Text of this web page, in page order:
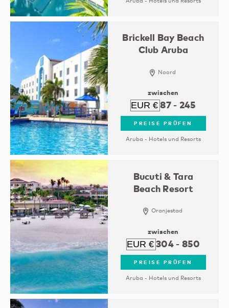
Brickell Bay Beach
Club Aruba
Noord
zwischen
87- 245
PREISE PRÜFEN
Aruba - Hotels und Resorts
Bucuti & Tara
Beach Resort
Oranjestad
zwischen
304- 850
PREISE PRÜFEN
Aruba - Hotels und Resorts